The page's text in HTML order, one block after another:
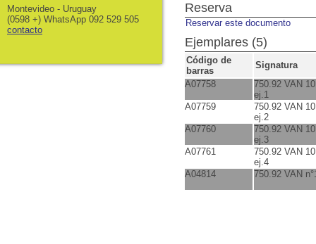
Reserva
Reservar este documento
Ejemplares (5)
Código de
barras
Signatura
A07758
750.92 VAN 10
ej.1
A07759
750.92 VAN 10
ej.2
A07760
750.92 VAN 10
ej.3
A07761
750.92 VAN 10
ej.4
A04814
750.92 VAN
Montevideo - Uruguay
(0598 +) WhatsApp 092 529 505
contacto